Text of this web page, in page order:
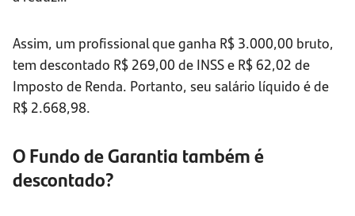
Assim, um profissional que ganha R$ 3.000,00 bruto,
tem descontado R$ 269,00 de INSS e R$ 62,02 de
Imposto de Renda. Portanto, seu salário líquido é de
R$ 2.668,98.
O Fundo de Garantia também é
descontado?